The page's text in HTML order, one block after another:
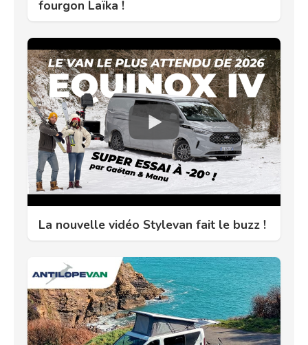
fourgon Laïka !
La nouvelle vidéo Stylevan fait le buzz !